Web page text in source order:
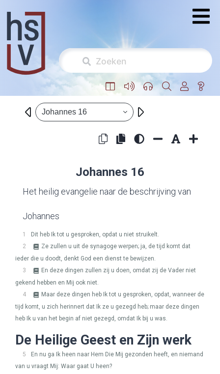
Johannes 16
Johannes 16
Het heilig evangelie naar de beschrijving van
Johannes
1
Dit heb Ik tot u gesproken, opdat u niet struikelt.
2
Ze zullen u uit de synagoge werpen; ja, de tijd komt dat
ieder die u doodt, denkt God een dienst te bewijzen.
3
En deze dingen zullen zij u doen, omdat zij de Vader niet
gekend hebben en Mij ook niet.
4
Maar deze dingen heb Ik tot u gesproken, opdat, wanneer de
tijd komt, u zich herinnert dat Ik ze u gezegd heb; maar deze dingen
heb Ik u van het begin af niet gezegd, omdat Ik bij u was.
De Heilige Geest en Zijn werk
5
En nu ga Ik heen naar Hem Die Mij gezonden heeft, en niemand
van u vraagt Mij: Waar gaat U heen?